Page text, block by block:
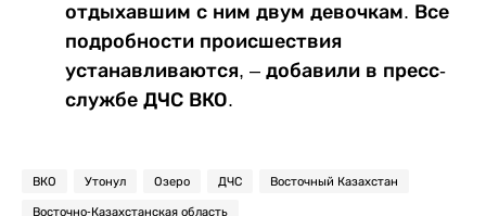
отдыхавшим с ним двум девочкам. Все
подробности происшествия
устанавливаются, – добавили в пресс-
службе ДЧС ВКО.
ВКО Утонул Озеро ДЧС Восточный Казахстан
Восточно-Казахстанская область